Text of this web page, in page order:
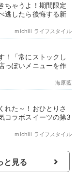
ちゃうよ！期間限定
逃したら後悔する新
michill ライフスタイル
！「常にストックし
っぽいメニューを作
海原藍
れた～！おひとりさ
コラボスイーツの第3
michill ライフスタイル
と見る